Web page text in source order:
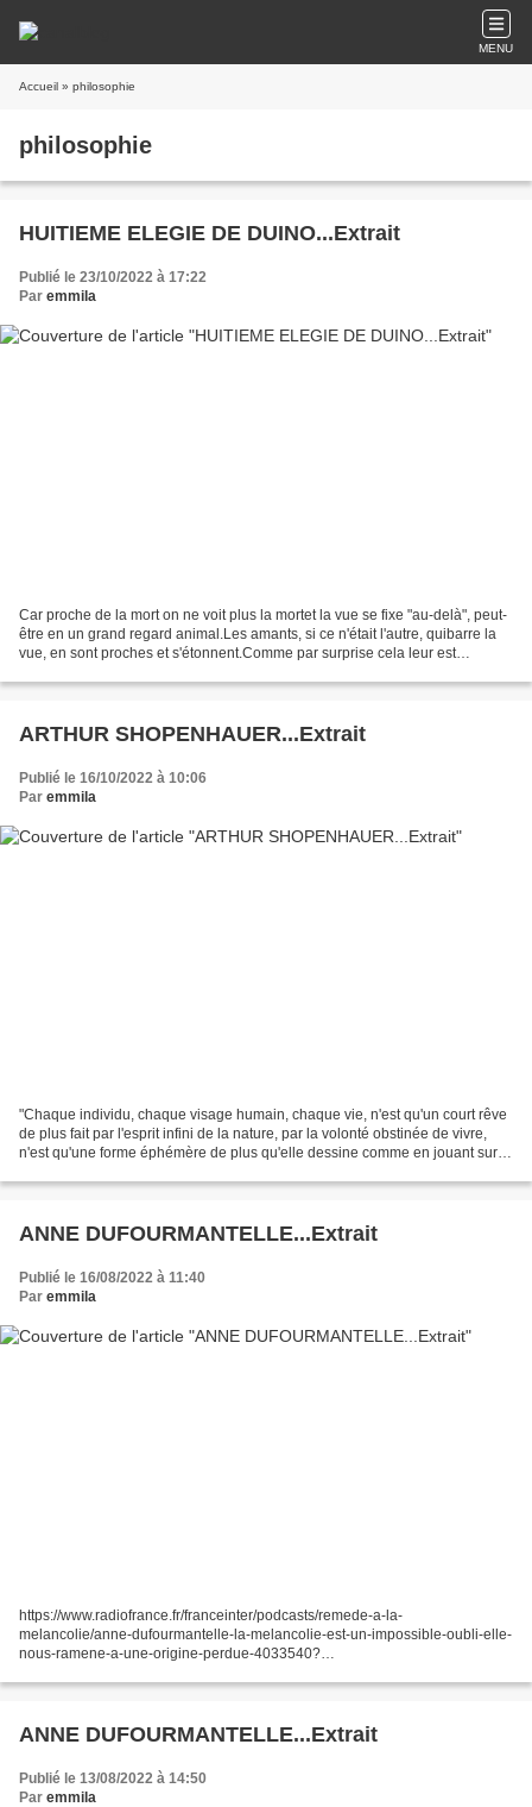
MENU
Accueil » philosophie
philosophie
HUITIEME ELEGIE DE DUINO...Extrait
Publié le 23/10/2022 à 17:22
Par emmila
Car proche de la mort on ne voit plus la mortet la vue se fixe "au-delà", peut-
être en un grand regard animal.Les amants, si ce n'était l'autre, quibarre la
vue, en sont proches et s'étonnent.Comme par surprise cela leur est
ARTHUR SHOPENHAUER...Extrait
Publié le 16/10/2022 à 10:06
Par emmila
"Chaque individu, chaque visage humain, chaque vie, n'est qu'un court rêve
de plus fait par l'esprit infini de la nature, par la volonté obstinée de vivre,
n'est qu'une forme éphémère de plus qu'elle dessine comme en jouant sur
ANNE DUFOURMANTELLE...Extrait
Publié le 16/08/2022 à 11:40
Par emmila
https://www.radiofrance.fr/franceinter/podcasts/remede-a-la-
melancolie/anne-dufourmantelle-la-melancolie-est-un-impossible-oubli-elle-
nous-ramene-a-une-origine-perdue-4033540?
tqFS0UjilxqgZZnOOF6ltWj9r4 . Anne...
ANNE DUFOURMANTELLE...Extrait
Publié le 13/08/2022 à 14:50
Par emmila